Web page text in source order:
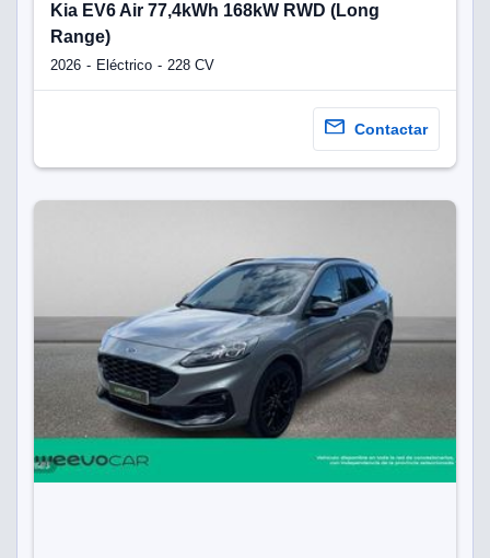
Kia EV6 Air 77,4kWh 168kW RWD (Long
Range)
2026 Eléctrico 228 CV
Contactar